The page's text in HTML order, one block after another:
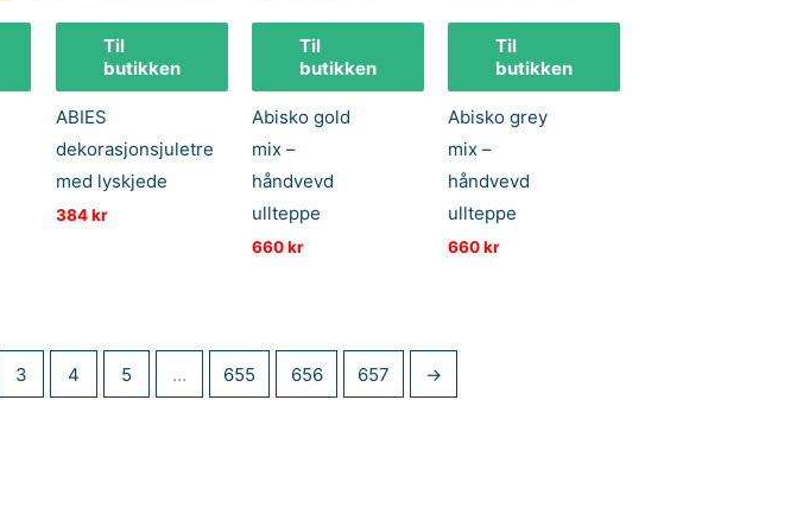
Til
butikken
ABIES
dekorasjonsjuletre
med lyskjede
384kr
Til
butikken
Abisko gold
mix –
håndvevd
ullteppe
660kr
Til
butikken
Abisko grey
mix –
håndvevd
ullteppe
660kr
3 4 5 … 655 656 657 →